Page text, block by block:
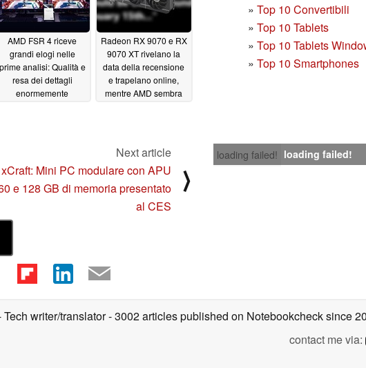
» Top 10 Convertibili
» Top 10 Tablets
» Top 10 Tablets
» Top 10 Smartphones
AMD FSR 4 riceve
grandi elogi nelle
prime analisi: Qualità e
resa dei dettagli
enormemente
Radeon RX 9070 e RX
9070 XT rivelano la
data della recensione
e trapelano online,
mentre AMD sembra
loading failed! loading failed!
Next article
Mini PC modulare con APU
e 128 GB di memoria presentato
al CES
⟩
Tech writer/translator- 3002 articles published on Notebookchecksince
contact me via: